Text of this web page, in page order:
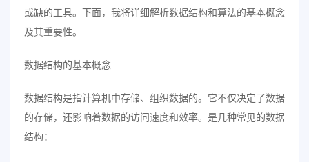
或缺的工具。下面，我将详细解析数据结构和算法的基本概念
及其重要性。
数据结构的基本概念
数据结构是指计算机中存储、组织数据的。它不仅决定了数据
的存储，还影响着数据的访问速度和效率。是几种常见的数据
结构：